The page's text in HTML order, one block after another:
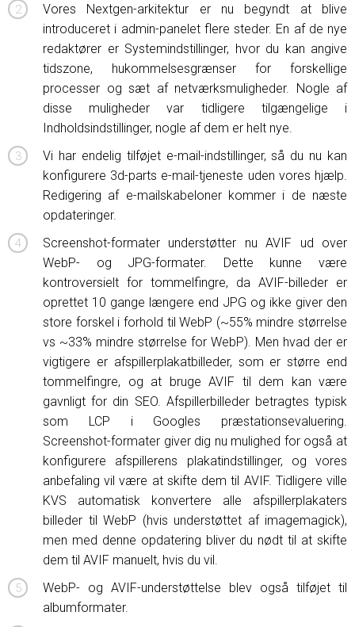
Vores Nextgen-arkitektur er nu begyndt at blive
introduceret i admin-panelet flere steder. En af de nye
redaktører er Systemindstillinger, hvor du kan angive
tidszone, hukommelsesgrænser for forskellige
processer og sæt af netværksmuligheder. Nogle af
disse muligheder var tidligere tilgængelige i
Indholdsindstillinger, nogle af dem er helt nye.
Vi har endelig tilføjet e-mail-indstillinger, så du nu kan
konfigurere 3d-parts e-mail-tjeneste uden vores hjælp.
Redigering af e-mailskabeloner kommer i de næste
opdateringer.
Screenshot-formater understøtter nu AVIF ud over
WebP- og JPG-formater. Dette kunne være
kontroversielt for tommelfingre, da AVIF-billeder er
oprettet 10 gange længere end JPG og ikke giver den
store forskel i forhold til WebP (~55% mindre størrelse
vs ~33% mindre størrelse for WebP). Men hvad der er
vigtigere er afspillerplakatbilleder, som er større end
tommelfingre, og at bruge AVIF til dem kan være
gavnligt for din SEO. Afspillerbilleder betragtes typisk
som LCP i Googles præstationsevaluering.
Screenshot-formater giver dig nu mulighed for også at
konfigurere afspillerens plakatindstillinger, og vores
anbefaling vil være at skifte dem til AVIF. Tidligere ville
KVS automatisk konvertere alle afspillerplakaters
billeder til WebP (hvis understøttet af imagemagick),
men med denne opdatering bliver du nødt til at skifte
dem til AVIF manuelt, hvis du vil.
WebP- og AVIF-understøttelse blev også tilføjet til
albumformater.